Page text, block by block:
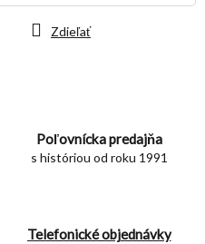
Poľovnícka predajňa
s históriou od roku 1991
Telefonické objednávky
Zdieľať